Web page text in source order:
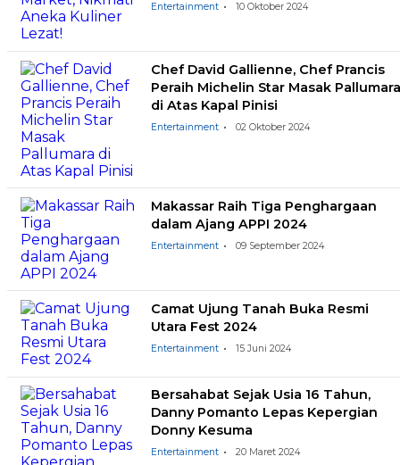
Entertainment 10 Oktober 2024
Chef David Gallienne, Chef Prancis
Peraih Michelin Star Masak Pallumara
di Atas Kapal Pinisi
Entertainment 02 Oktober 2024
Makassar Raih Tiga Penghargaan
dalam Ajang APPI 2024
Entertainment 09 September 2024
Camat Ujung Tanah Buka Resmi
Utara Fest 2024
Entertainment 15 Juni 2024
Bersahabat Sejak Usia 16 Tahun,
Danny Pomanto Lepas Kepergian
Donny Kesuma
Entertainment 20 Maret 2024